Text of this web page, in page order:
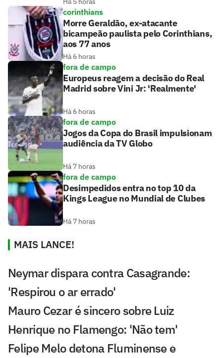
corinthians
Morre Geraldão, ex-atacante
bicampeão paulista pelo Corinthians,
aos 77 anos
Há 6 horas
fora de campo
Europeus reagem a decisão do Real
Madrid sobre Vini Jr: 'Realmente'
Há 6 horas
fora de campo
Jogos da Copa do Brasil impulsionam
audiência da TV Globo
Há 7 horas
fora de campo
Desimpedidos entra no top 10 da
Kings League no Mundial de Clubes
Há 7 horas
MAIS LANCE!
Neymar dispara contra Casagrande:
'Respirou o ar errado'
Mauro Cezar é sincero sobre Luiz
Henrique no Flamengo: 'Não tem'
Felipe Melo detona Fluminense e